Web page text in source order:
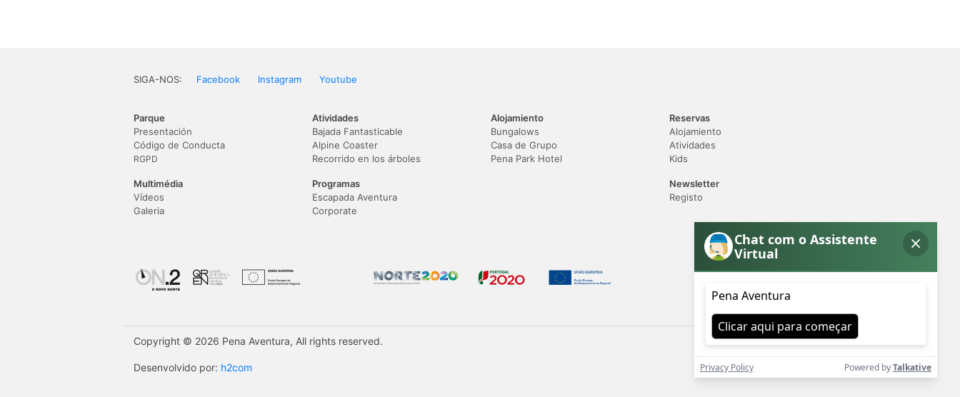
SIGA-NOS: Facebook Instagram Youtube
Parque
Presentación
Código de Conducta
RGPD
Multimédia
Vídeos
Galeria
Atividades
Bajada Fantasticable
Alpine Coaster
Recorrido en los árboles
Programas
Escapada Aventura
Corporate
Alojamiento
Bungalows
Casa de Grupo
Pena Park Hotel
Reservas
Alojamiento
Atividades
Kids
Newsletter
Registo
Copyright © 2026 Pena Aventura, All rights reserved.
Desenvolvido por: h2com